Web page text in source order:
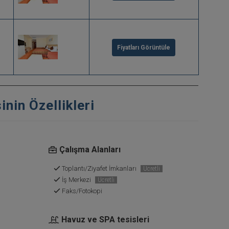
Fiyatları Görüntüle
Özellikleri
Çalışma Alanları
Toplantı/Ziyafet İmkanları Ücretli
İş Merkezi Ücretli
Faks/Fotokopi
Havuz ve SPA tesisleri